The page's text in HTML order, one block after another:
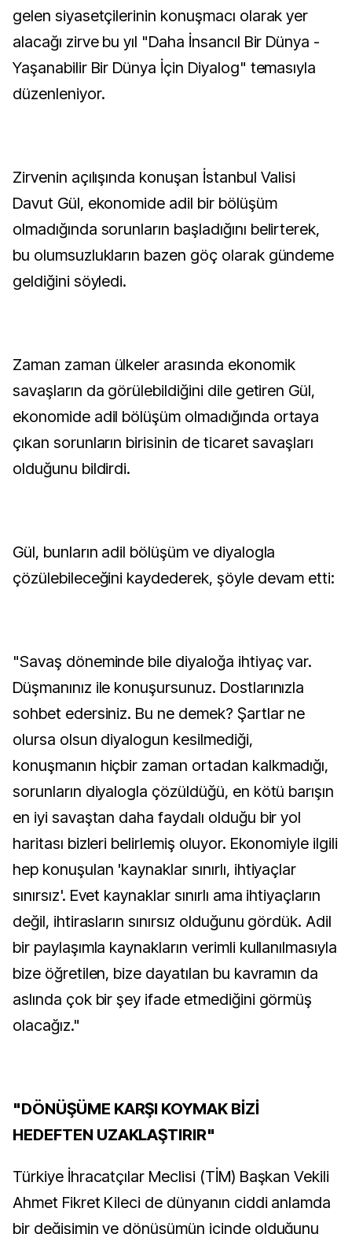
gelen siyasetçilerinin konuşmacı olarak yer
alacağı zirve bu yıl "Daha İnsancıl Bir Dünya -
Yaşanabilir Bir Dünya İçin Diyalog" temasıyla
düzenleniyor.
Zirvenin açılışında konuşan İstanbul Valisi
Davut Gül, ekonomide adil bir bölüşüm
olmadığında sorunların başladığını belirterek,
bu olumsuzlukların bazen göç olarak gündeme
geldiğini söyledi.
Zaman zaman ülkeler arasında ekonomik
savaşların da görülebildiğini dile getiren Gül,
ekonomide adil bölüşüm olmadığında ortaya
çıkan sorunların birisinin de ticaret savaşları
olduğunu bildirdi.
Gül, bunların adil bölüşüm ve diyalogla
çözülebileceğini kaydederek, şöyle devam etti:
"Savaş döneminde bile diyaloğa ihtiyaç var.
Düşmanınız ile konuşursunuz. Dostlarınızla
sohbet edersiniz. Bu ne demek? Şartlar ne
olursa olsun diyalogun kesilmediği,
konuşmanın hiçbir zaman ortadan kalkmadığı,
sorunların diyalogla çözüldüğü, en kötü barışın
en iyi savaştan daha faydalı olduğu bir yol
haritası bizleri belirlemiş oluyor. Ekonomiyle ilgili
hep konuşulan 'kaynaklar sınırlı, ihtiyaçlar
sınırsız'. Evet kaynaklar sınırlı ama ihtiyaçların
değil, ihtirasların sınırsız olduğunu gördük. Adil
bir paylaşımla kaynakların verimli kullanılmasıyla
bize öğretilen, bize dayatılan bu kavramın da
aslında çok bir şey ifade etmediğini görmüş
olacağız."
"DÖNÜŞÜME KARŞI KOYMAK BİZİ
HEDEFTEN UZAKLAŞTIRIR"
Türkiye İhracatçılar Meclisi (TİM) Başkan Vekili
Ahmet Fikret Kileci de dünyanın ciddi anlamda
bir değişimin ve dönüşümün içinde olduğunu